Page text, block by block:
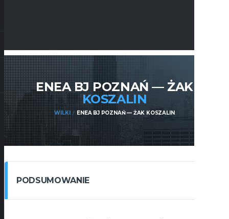
ENEA BJ POZNAŃ — ŻAK
KOSZALIN
WILKI ENEA BJ POZNAŃ — ŻAK KOSZALIN
PODSUMOWANIE